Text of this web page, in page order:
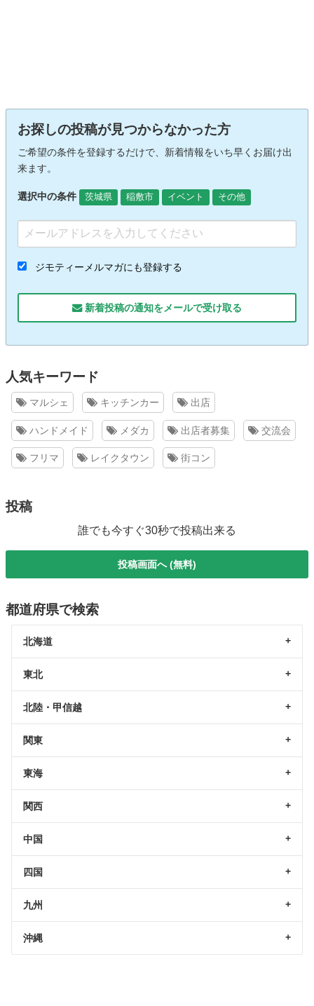
お探しの投稿が見つからなかった方
ご希望の条件を登録するだけで、新着情報をいち早くお届け出
来ます。
選択中の条件 茨城県 稲敷市 イベント その他
ジモティーメルマガにも登録する
新着投稿の通知をメールで受け取る
人気キーワード
マルシェ キッチンカー 出店
ハンドメイド メダカ 出店者募集 交流会
フリマ レイクタウン 街コン
投稿
誰でも今すぐ30秒で投稿出来る
投稿画面へ (無料)
都道府県で検索
北海道
東北
北陸・甲信越
関東
東海
関西
中国
四国
九州
沖縄